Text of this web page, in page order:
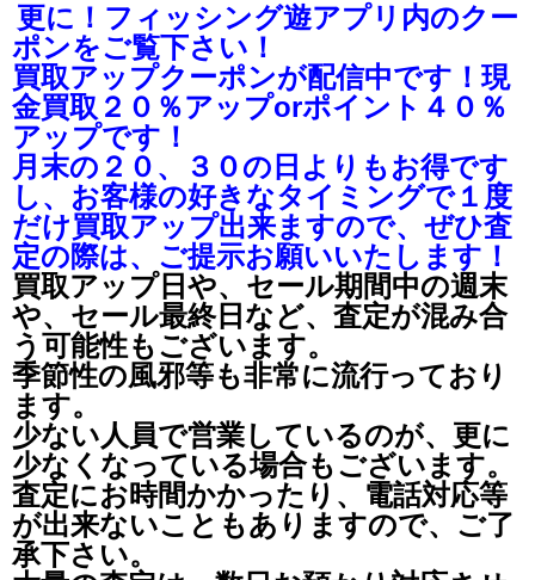
更に！フィッシング遊アプリ内のクー
ポンをご覧下さい！
買取アップクーポンが配信中です！現
金買取２０％アップorポイント４０％
アップです！
月末の２０、３０の日よりもお得です
し、お客様の好きなタイミングで１度
だけ買取アップ出来ますので、ぜひ査
定の際は、ご提示お願いいたします！
買取アップ日や、セール期間中の週末
や、セール最終日など、査定が混み合
う可能性もございます。
季節性の風邪等も非常に流行っており
ます。
少ない人員で営業しているのが、更に
少なくなっている場合もございます。
査定にお時間かかったり、電話対応等
が出来ないこともありますので、ご了
承下さい。